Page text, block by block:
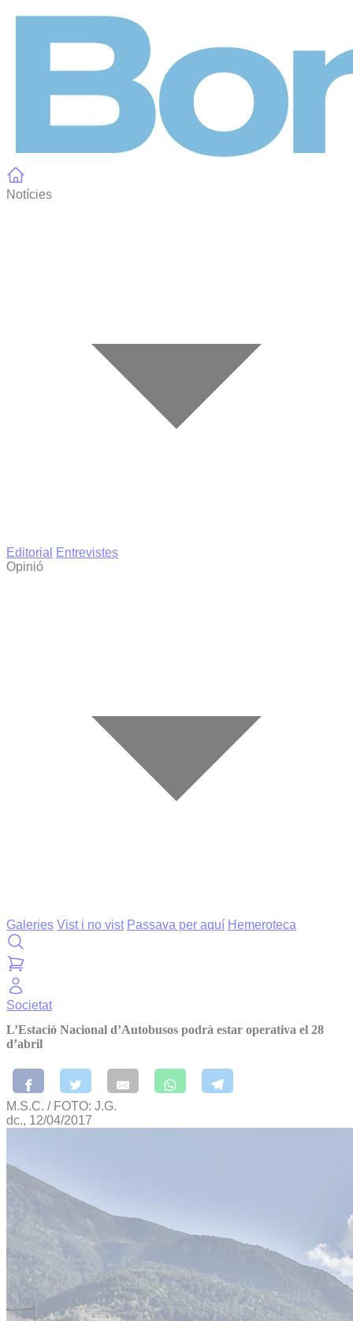
Notícies
Editorial
Entrevistes
Opinió
Galeries Vist i no vist Passava per aquí Hemeroteca
Societat
L’Estació Nacional d’Autobusos podrà estar operativa el 28
d’abril
M.S.C. / FOTO: J.G.
dc., 12/04/2017